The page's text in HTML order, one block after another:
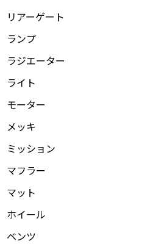
リアーゲート
ランプ
ラジエーター
ライト
モーター
メッキ
ミッション
マフラー
マット
ホイール
ベンツ